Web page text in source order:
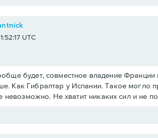
UTC
будет, совместное владение
Как Гибралтар у Испании. Такое
невозможно. Не хватит никаких сил и не